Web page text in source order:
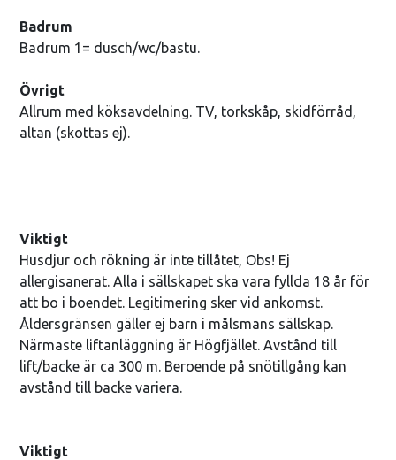
Badrum
Badrum 1= dusch/wc/bastu.
Övrigt
Allrum med köksavdelning. TV, torkskåp, skidförråd,
altan (skottas ej).
Viktigt
Husdjur och rökning är inte tillåtet, Obs! Ej
allergisanerat. Alla i sällskapet ska vara fyllda 18 år för
att bo i boendet. Legitimering sker vid ankomst.
Åldersgränsen gäller ej barn i målsmans sällskap.
Närmaste liftanläggning är Högfjället. Avstånd till
lift/backe är ca 300 m. Beroende på snötillgång kan
avstånd till backe variera.
Viktigt